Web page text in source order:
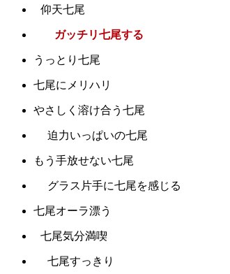
仰天七尾
ガッチリ七尾する
うっとり七尾
七尾にメリハリ
やさしく溶け合う七尾
迫力いっぱいの七尾
もう手放せない七尾
グラス片手に七尾を感じる
七尾オーラ漂う
七尾気分満喫
七尾すっきり